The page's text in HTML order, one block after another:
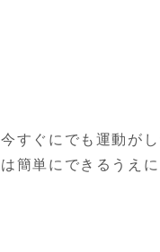
すぐにでも運動が
簡単にできるうえ